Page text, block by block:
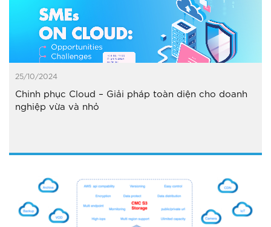
25/10/2024
Chinh phục Cloud – Giải pháp toàn diện cho doanh
nghiệp vừa và nhỏ